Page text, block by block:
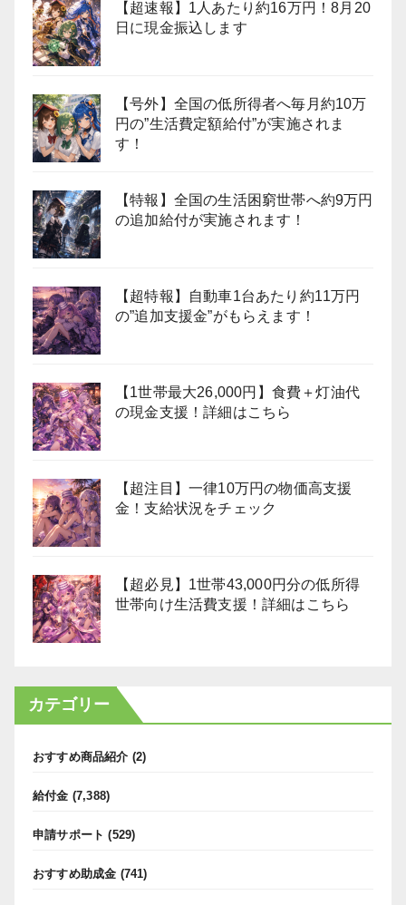
【超速報】1人あたり約16万円！8月20
日に現金振込します
【号外】全国の低所得者へ毎月約10万
円の”生活費定額給付”が実施されま
す！
【特報】全国の生活困窮世帯へ約9万円
の追加給付が実施されます！
【超特報】自動車1台あたり約11万円
の”追加支援金”がもらえます！
【1世帯最大26,000円】食費＋灯油代
の現金支援！詳細はこちら
【超注目】一律10万円の物価高支援
金！支給状況をチェック
【超必見】1世帯43,000円分の低所得
世帯向け生活費支援！詳細はこちら
カテゴリー
おすすめ商品紹介 (2)
給付金 (7,388)
申請サポート (529)
おすすめ助成金 (741)